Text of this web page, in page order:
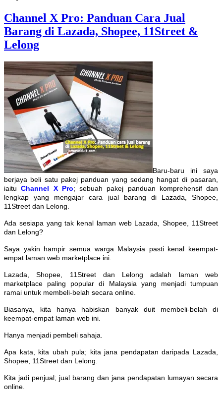
Channel X Pro: Panduan Cara Jual
Barang di Lazada, Shopee, 11Street &
Lelong
Baru-baru ini saya
berjaya beli satu pakej panduan yang sedang hangat di pasaran,
iaituChannel X Pro; sebuah pakej panduan komprehensif dan
lengkap yang mengajar cara jual barang di Lazada, Shopee,
11Street dan Lelong.
Ada sesiapa yang tak kenal laman web Lazada, Shopee, 11Street
dan Lelong?
Saya yakin hampir semua warga Malaysia pasti kenal keempat-
empat laman web marketplace ini.
Lazada, Shopee, 11Street dan Lelong adalah laman web
marketplace paling popular di Malaysia yang menjadi tumpuan
ramai untuk membeli-belah secara online.
Biasanya, kita hanya habiskan banyak duit membeli-belah di
keempat-empat laman web ini.
Hanya menjadi pembeli sahaja.
Apa kata, kita ubah pula; kita jana pendapatan daripada Lazada,
Shopee, 11Street dan Lelong.
Kita jadi penjual; jual barang dan jana pendapatan lumayan secara
online.